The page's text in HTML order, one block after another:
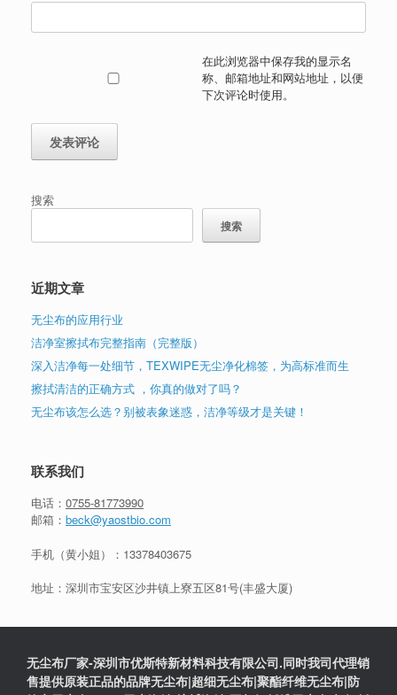
在此浏览器中保存我的显示名
称、邮箱地址和网站地址，以便
下次评论时使用。
搜索
搜索
近期文章
无尘布的应用行业
洁净室擦拭布完整指南（完整版）
深入洁净每一处细节，TEXWIPE无尘净化棉签，为高标准而生
擦拭清洁的正确方式 ，你真的做对了吗？
无尘布该怎么选？别被表象迷惑，洁净等级才是关键！
联系我们
电话： 0755-81773990
邮箱： beck@yaostbio.com
手机（黄小姐）： 13378403675
地址：深圳市宝安区沙井镇上寮五区81号(丰盛大厦)
无尘布厂家-深圳市优斯特新材料科技有限公司.同时我司代理销
售提供原装正品的品牌无尘布|超细无尘布|聚酯纤维无尘布|防